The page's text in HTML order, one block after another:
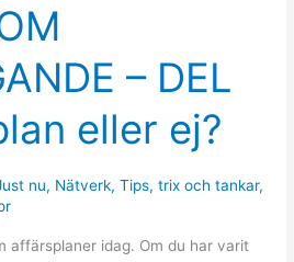
– DEL
eller ej?
nu, Nätverk,Tips,trix och tankar,
affärsplaner idag. Om du har varit